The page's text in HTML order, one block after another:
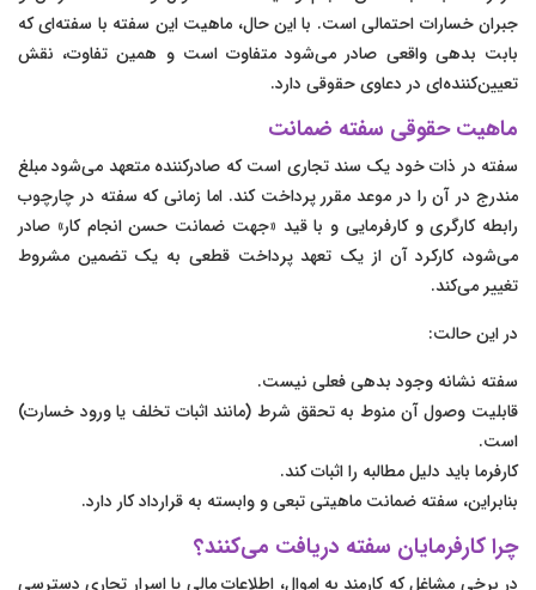
جبران خسارات احتمالی است. با این حال، ماهیت این سفته با سفته‌ای که
بابت بدهی واقعی صادر می‌شود متفاوت است و همین تفاوت، نقش
تعیین‌کننده‌ای در دعاوی حقوقی دارد.
ماهیت حقوقی سفته ضمانت
سفته در ذات خود یک سند تجاری است که صادرکننده متعهد می‌شود مبلغ
مندرج در آن را در موعد مقرر پرداخت کند. اما زمانی که سفته در چارچوب
رابطه کارگری و کارفرمایی و با قید «جهت ضمانت حسن انجام کار» صادر
می‌شود، کارکرد آن از یک تعهد پرداخت قطعی به یک تضمین مشروط
تغییر می‌کند.
در این حالت:
سفته نشانه وجود بدهی فعلی نیست.
قابلیت وصول آن منوط به تحقق شرط (مانند اثبات تخلف یا ورود خسارت)
است.
کارفرما باید دلیل مطالبه را اثبات کند.
بنابراین، سفته ضمانت ماهیتی تبعی و وابسته به قرارداد کار دارد.
چرا کارفرمایان سفته دریافت می‌کنند؟
در برخی مشاغل که کارمند به اموال، اطلاعات مالی یا اسرار تجاری دسترسی